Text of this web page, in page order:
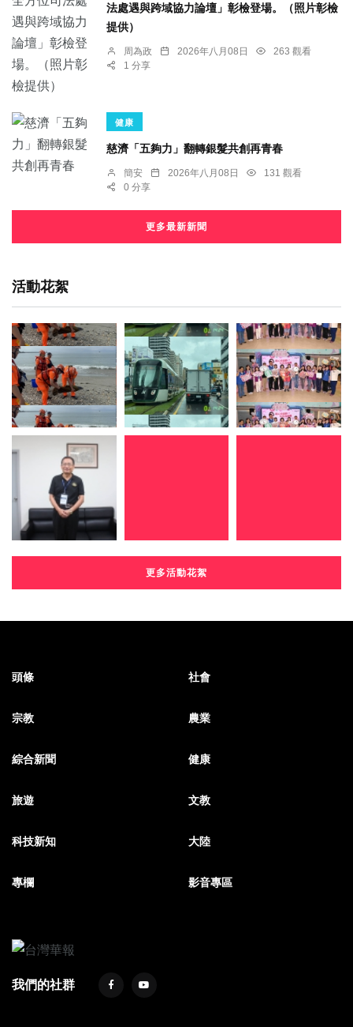
法處遇與跨域協力論壇」彰檢登場。（照片彰檢
提供）
周為政 2026年八月08日
263 觀看
1 分享
健康
慈濟「五夠力」翻轉銀髮共創再青春
簡安 2026年八月08日
131 觀看
0 分享
更多最新新聞
活動花絮
更多活動花絮
頭條 社會
宗教 農業
綜合新聞 健康
旅遊 文教
科技新知 大陸
專欄 影音專區
我們的社群